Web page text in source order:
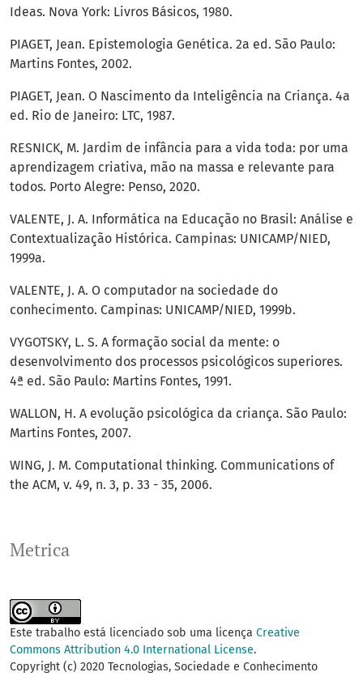
Metrica
Ideas. Nova York: Livros Básicos, 1980.
PIAGET, Jean. Epistemologia Genética. 2a ed. São Paulo:
Martins Fontes, 2002.
PIAGET, Jean. O Nascimento da Inteligência na Criança. 4a
ed. Rio de Janeiro: LTC, 1987.
RESNICK, M. Jardim de infância para a vida toda: por uma
aprendizagem criativa, mão na massa e relevante para
todos. Porto Alegre: Penso, 2020.
VALENTE, J. A. Informática na Educação no Brasil: Análise e
Contextualização Histórica. Campinas: UNICAMP/NIED,
1999a.
VALENTE, J. A. O computador na sociedade do
conhecimento. Campinas: UNICAMP/NIED, 1999b.
VYGOTSKY, L. S. A formação social da mente: o
desenvolvimento dos processos psicológicos superiores.
4ª ed. São Paulo: Martins Fontes, 1991.
WALLON, H. A evolução psicológica da criança. São Paulo:
Martins Fontes, 2007.
WING, J. M. Computational thinking. Communications of
the ACM, v. 49, n. 3, p. 33 - 35, 2006.
Este trabalho está licenciado sob uma licença Creative
Commons Attribution 4.0 International License.
Copyright (c) 2020 Tecnologias, Sociedade e Conhecimento